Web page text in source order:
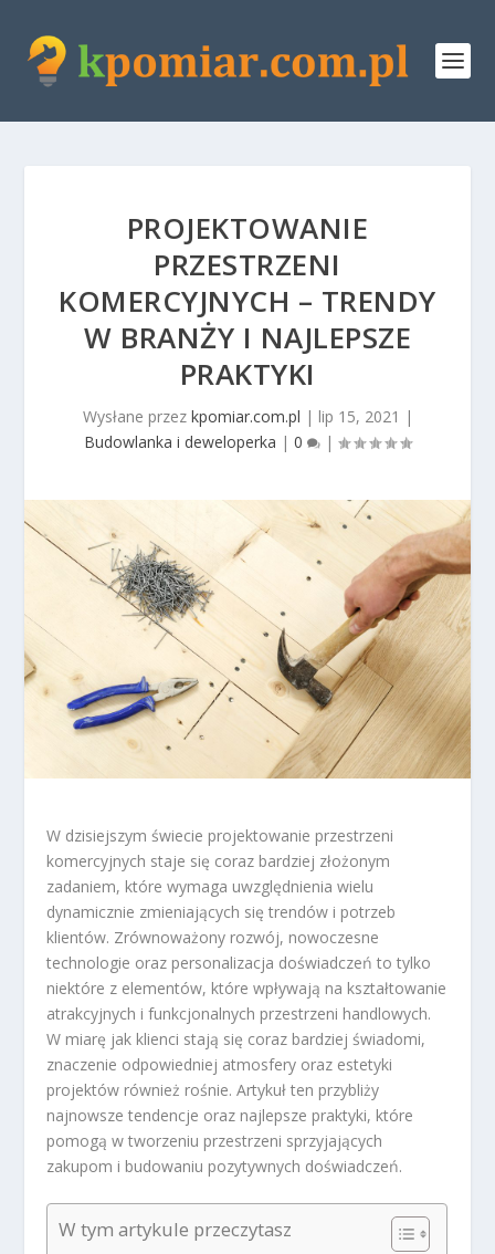
PROJEKTOWANIE
PRZESTRZENI
KOMERCYJNYCH – TRENDY
W BRANŻY I NAJLEPSZE
PRAKTYKI
Wysłane przez kpomiar.com.pl | lip 15, 2021 |
Budowlanka i deweloperka | 0 |
W dzisiejszym świecie projektowanie przestrzeni
komercyjnych staje się coraz bardziej złożonym
zadaniem, które wymaga uwzględnienia wielu
dynamicznie zmieniających się trendów i potrzeb
klientów. Zrównoważony rozwój, nowoczesne
technologie oraz personalizacja doświadczeń to tylko
niektóre z elementów, które wpływają na kształtowanie
atrakcyjnych i funkcjonalnych przestrzeni handlowych.
W miarę jak klienci stają się coraz bardziej świadomi,
znaczenie odpowiedniej atmosfery oraz estetyki
projektów również rośnie. Artykuł ten przybliży
najnowsze tendencje oraz najlepsze praktyki, które
pomogą w tworzeniu przestrzeni sprzyjających
zakupom i budowaniu pozytywnych doświadczeń.
W tym artykule przeczytasz